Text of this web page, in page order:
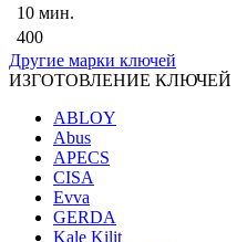
10 мин.
400
Другие марки ключей
ИЗГОТОВЛЕНИЕ КЛЮЧЕЙ
ABLOY
Abus
APECS
CISA
Evva
GERDA
Kale Kilit